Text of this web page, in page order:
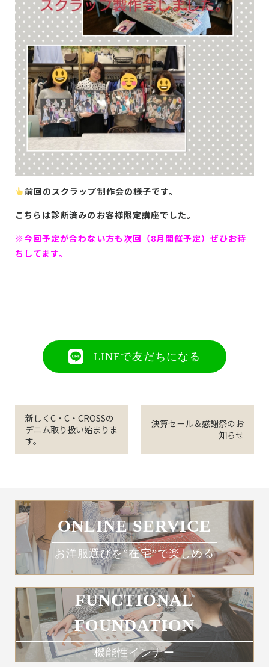
前回のスクラップ制作会の様子です。
こちらは診断済みのお客様限定講座でした。
※今回予定が合わない方も次回（8月開催予定）ぜひお待
ちしてます。
LINEで友だちになる
新しくC・C・CROSSの
デニム取り扱い始まりま
す。
決算セール＆感謝祭のお
知らせ
ONLINE SERVICE
お洋服選びを”在宅”で楽しめる
FUNCTIONAL
FOUNDATION
機能性インナー